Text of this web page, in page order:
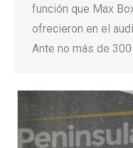
función que Max
ofrecieron en el
Ante no más de